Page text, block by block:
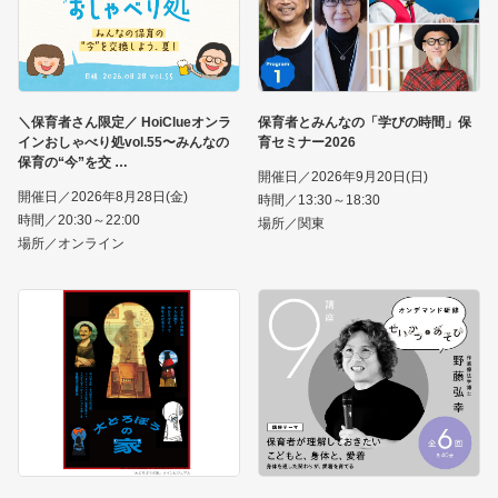
＼保育者さん限定／ HoiClueオンラ
インおしゃべり処vol.55〜みんなの
保育の“今”を交
開催日／2026年8月28日(金)
時間／20:30～22:00
場所／オンライン
保育者とみんなの「学びの時間」保
育セミナー2026
開催日／2026年9月20日(日)
時間／13:30～18:30
場所／関東